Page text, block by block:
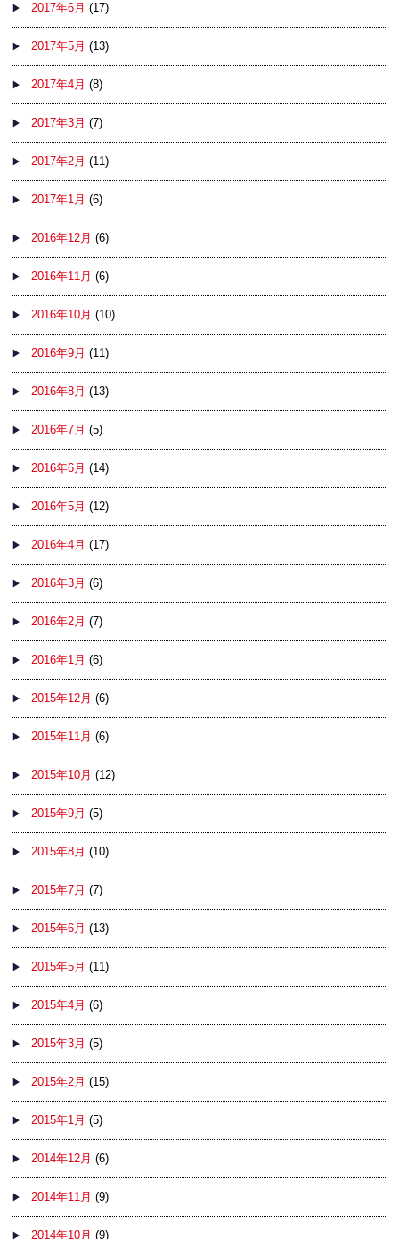
2017年6月 (17)
2017年5月 (13)
2017年4月 (8)
2017年3月 (7)
2017年2月 (11)
2017年1月 (6)
2016年12月 (6)
2016年11月 (6)
2016年10月 (10)
2016年9月 (11)
2016年8月 (13)
2016年7月 (5)
2016年6月 (14)
2016年5月 (12)
2016年4月 (17)
2016年3月 (6)
2016年2月 (7)
2016年1月 (6)
2015年12月 (6)
2015年11月 (6)
2015年10月 (12)
2015年9月 (5)
2015年8月 (10)
2015年7月 (7)
2015年6月 (13)
2015年5月 (11)
2015年4月 (6)
2015年3月 (5)
2015年2月 (15)
2015年1月 (5)
2014年12月 (6)
2014年11月 (9)
2014年10月 (9)